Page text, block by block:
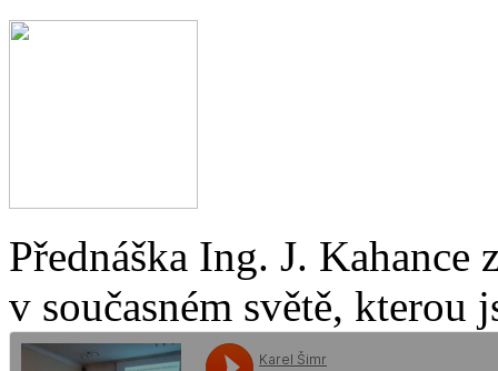
Přednáška Ing. J.
v současném světě, kterou